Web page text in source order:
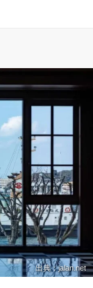
出典：jalan.net